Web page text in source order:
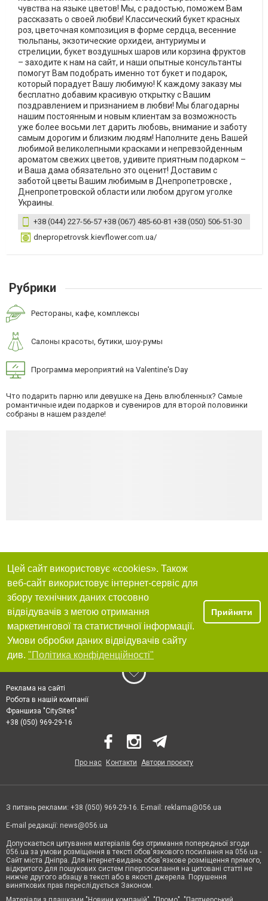
чувства на языке цветов! Мы, с радостью, поможем Вам
рассказать о своей любви! Классический букет красных
роз, цветочная композиция в форме сердца, весенние
тюльпаны, экзотические орхидеи, антуриумы и
стрелиции, букет воздушных шаров или корзина фруктов
– заходите к нам на сайт, и наши опытные консультанты
помогут Вам подобрать именно тот букет и подарок,
который порадует Вашу любимую! К каждому заказу мы
бесплатно добавим красивую открытку с Вашим
поздравлением и признанием в любви! Мы благодарны
нашим постоянным и новым клиентам за возможность
уже более восьми лет дарить любовь, внимание и заботу
самым дорогим и близким людям! Наполните день Вашей
любимой великолепными красками и непревзойденным
ароматом свежих цветов, удивите приятным подарком –
и Ваша дама обязательно это оценит! Доставим с
заботой цветы Вашим любимым в Днепропетровске ,
Днепропетровской области или любом другом уголке
Украины.
+38 (044) 227-56-57 +38 (067) 485-60-81 +38 (050) 506-51-30
dnepropetrovsk.kievflower.com.ua/
Рубрики
Рестораны, кафе, комплексы
Салоны красоты, бутики, шоу-румы
Программа мероприятий на Valentine's Day
Что подарить парню или девушке на День влюбленных? Самые
романтичные идеи подарков и сувениров для второй половинки
собраны в нашем разделе!
Цей сайт використовує «cookies». Також
веб-сайт використовує інтернет-сервіс для
збору технічних даних стосовно
відвідувачів з метою отримання
маркетингової та статистичної інформації.
Умови обробки даних відвідувачів сайту
див. "Політика конфіденційності"
Прийняти
Реклама на сайті
Робота в нашій компанії
Франшиза "CitySites"
+38 (050) 969-29-16
Про нас Контакти Автори проєкту
З питань реклами: +38 (050) 969-29-16. E-mail: reklama@056.ua
E-mail редакції: news@056.ua
Допускається цитування матеріалів без отримання попередньої згоди
056.ua за умови розміщення в тексті обов'язкового посилання на 056.ua -
Сайт міста Дніпра. Для інтернет-видань обов'язкове розміщення прямого,
відкритого для пошукових систем гіперпосилання на цитовані статті не
нижче другого абзацу в тексті або в якості джерела. Порушення
виняткових прав переслідується Законом.